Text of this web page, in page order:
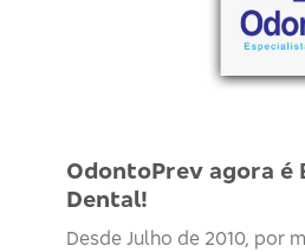
OdontoPrev agora é
Dental!
Desde Julho de 2010, por